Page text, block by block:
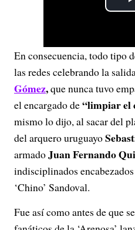
i
En consecuencia, todo tipo
las redes celebrando la
Gómez,que nunca tuvo
el encargado de“limpiar el
mismo lo dijo, al sacar del
del arquero uruguayo
armadoJuan Fernando
indisciplinados
‘Chino’ Sandoval.
Fue así como antes de que